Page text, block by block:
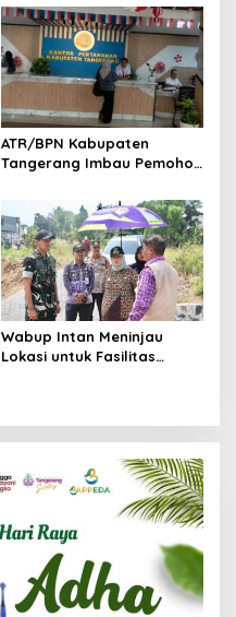
DAN KEBERSAMAAN
ATR/BPN Kabupaten
Tangerang Imbau Pemohon
Berkas Mandek
Wabup Intan Meninjau
Lokasi untuk Fasilitas